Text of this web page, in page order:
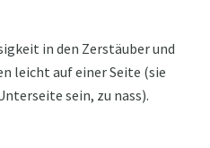
in den Zerstäuber und
leicht auf einer Seite (sie
sein, zu nass).